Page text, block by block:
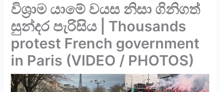
විශ්‍රාම යාමේ වයස නිසා ගිනිගත්
සුන්දර පැරිසිය | Thousands
protest French government
in Paris (VIDEO / PHOTOS)